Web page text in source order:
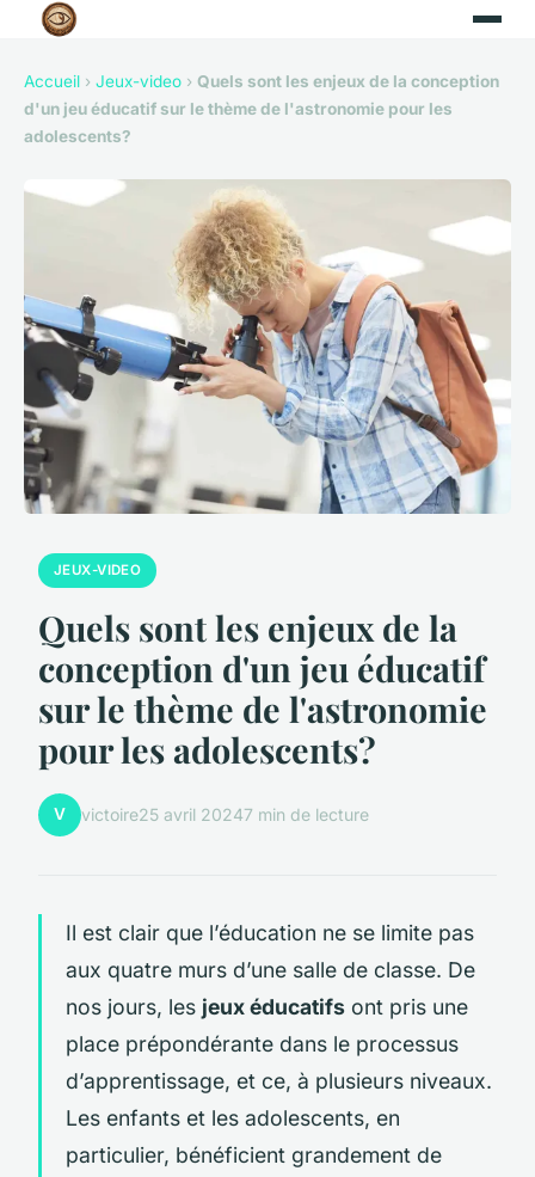
Accueil › Jeux-video › Quels sont les enjeux de la conception
d'un jeu éducatif sur le thème de l'astronomie pour les
adolescents?
JEUX-VIDEO
Quels sont les enjeux de la
conception d'un jeu éducatif
sur le thème de l'astronomie
pour les adolescents?
V victoire25 avril 20247 min de lecture
Il est clair que l’éducation ne se limite pas
aux quatre murs d’une salle de classe. De
nos jours, les jeux éducatifs ont pris une
place prépondérante dans le processus
d’apprentissage, et ce, à plusieurs niveaux.
Les enfants et les adolescents, en
particulier, bénéficient grandement de